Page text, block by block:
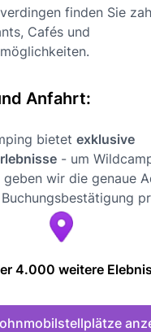
finden Sie
Cafés und
Anfahrt:
bietet exklusive
- um
wir die genaue
4.000 weitere